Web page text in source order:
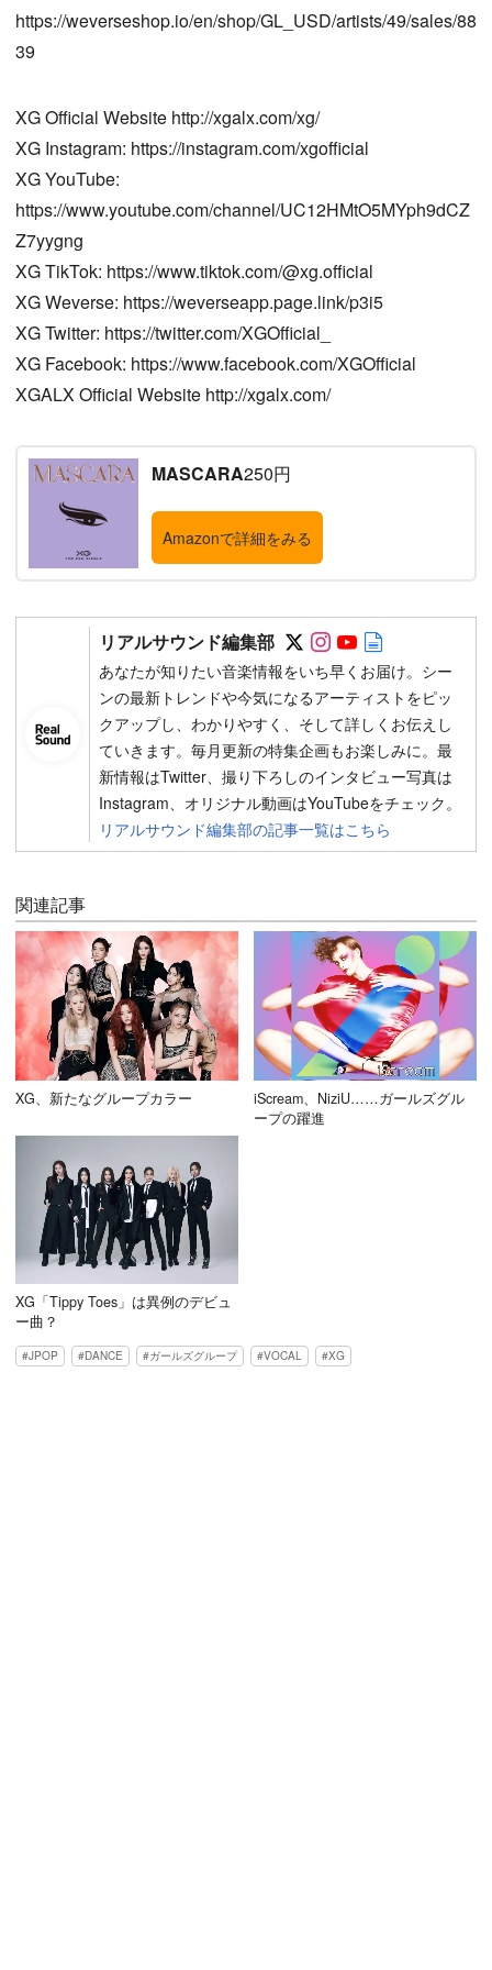
https://weverseshop.io/en/shop/GL_USD/artists/49/sales/88
39
XG Official Website http://xgalx.com/xg/
XG Instagram: https://instagram.com/xgofficial
XG YouTube:
https://www.youtube.com/channel/UC12HMtO5MYph9dCZ
Z7yygng
XG TikTok: https://www.tiktok.com/@xg.official
XG Weverse: https://weverseapp.page.link/p3i5
XG Twitter: https://twitter.com/XGOfficial_
XG Facebook: https://www.facebook.com/XGOfficial
XGALX Official Website http://xgalx.com/
MASCARA250円
Amazonで詳細をみる
リアルサウンド編集部 Follow on SNS
Follow on SNS
Follow on
あなたが知りたい音楽情報をいち早くお届け。シー
ンの最新トレンドや今気になるアーティストをピッ
クアップし、わかりやすく、そして詳しくお伝えし
ていきます。毎月更新の特集企画もお楽しみに。最
新情報はTwitter、撮り下ろしのインタビュー写真は
Instagram、オリジナル動画はYouTubeをチェック。
リアルサウンド編集部の記事一覧はこちら
関連記事
XG、新たなグループカラー
iScream、NiziU……ガールズグル
ープの躍進
XG「Tippy Toes」は異例のデビュ
ー曲？
JPOP DANCE ガールズグループ VOCAL XG